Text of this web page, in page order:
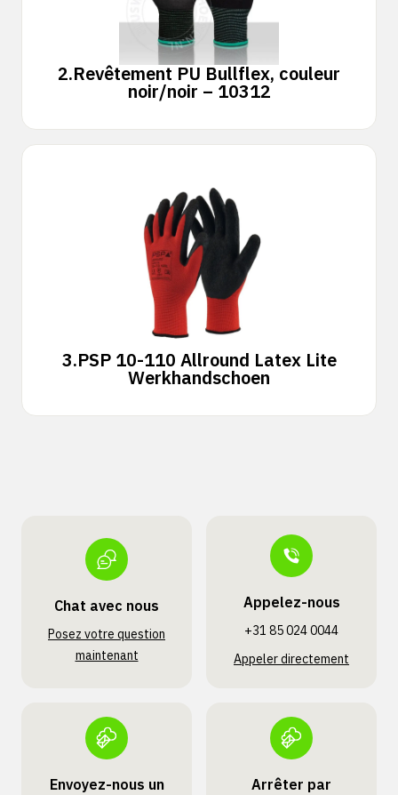
2.Revêtement PU Bullflex, couleur
noir/noir – 10312
3.PSP 10-110 Allround Latex Lite
Werkhandschoen
Chat avec nous
Posez votre question
maintenant
Appelez-nous
+31 85 024 0044
Appeler directement
Envoyez-nous un
Arrêter par